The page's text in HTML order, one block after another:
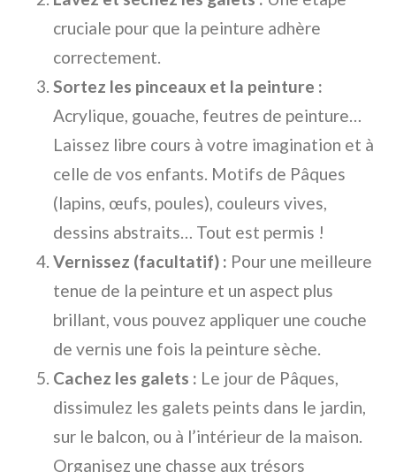
cruciale pour que la peinture adhère
correctement.
Sortez les pinceaux et la peinture :
Acrylique, gouache, feutres de peinture…
Laissez libre cours à votre imagination et à
celle de vos enfants. Motifs de Pâques
(lapins, œufs, poules), couleurs vives,
dessins abstraits… Tout est permis !
Vernissez (facultatif) : Pour une meilleure
tenue de la peinture et un aspect plus
brillant, vous pouvez appliquer une couche
de vernis une fois la peinture sèche.
Cachez les galets : Le jour de Pâques,
dissimulez les galets peints dans le jardin,
sur le balcon, ou à l’intérieur de la maison.
Organisez une chasse aux trésors